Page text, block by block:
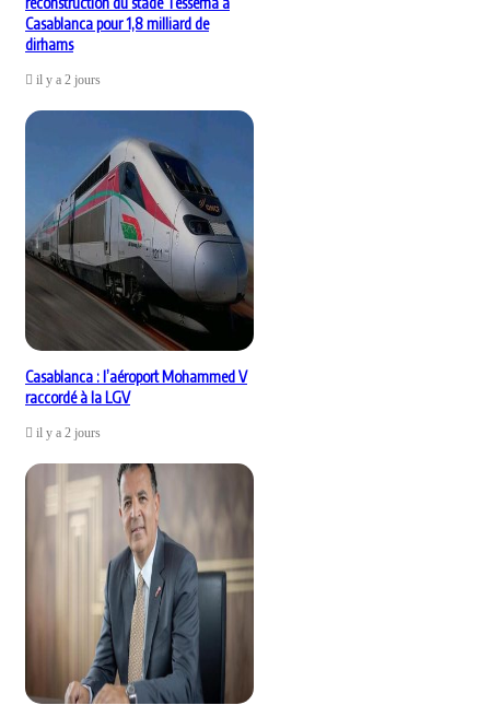
Casablanca pour 1,8 milliard de
dirhams
il y a 2 jours
Casablanca : l’aéroport Mohammed V
raccordé à la LGV
il y a 2 jours